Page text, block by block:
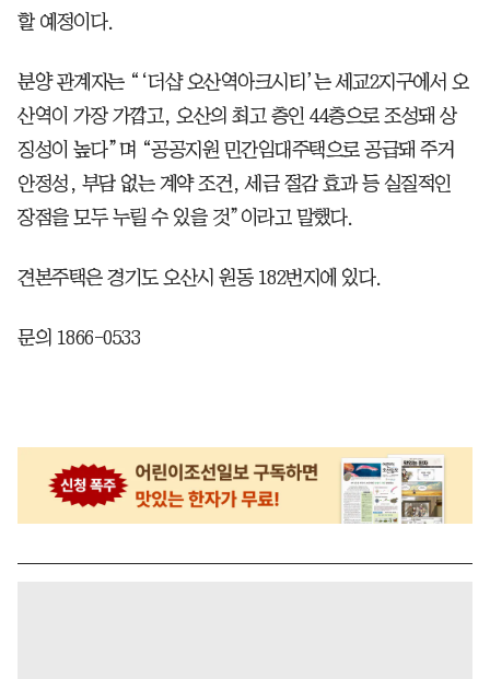
할 예정이다.
분양 관계자는 “‘더샵 오산역아크시티’는 세교2지구에서 오
산역이 가장 가깝고, 오산의 최고 층인 44층으로 조성돼 상
징성이 높다”며 “공공지원 민간임대주택으로 공급돼 주거
안정성, 부담 없는 계약 조건, 세금 절감 효과 등 실질적인
장점을 모두 누릴 수 있을 것”이라고 말했다.
견본주택은 경기도 오산시 원동 182번지에 있다.
문의 1866-0533